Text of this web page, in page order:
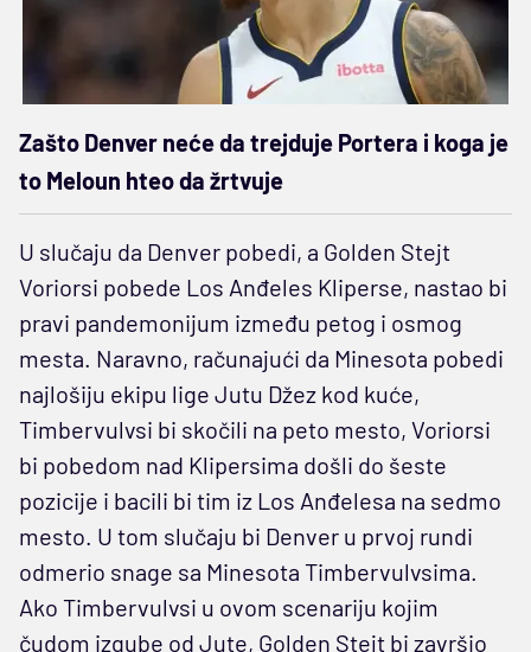
Zašto Denver neće da trejduje Portera i koga je
to Meloun hteo da žrtvuje
U slučaju da Denver pobedi, a Golden Stejt
Voriorsi pobede Los Anđeles Kliperse, nastao bi
pravi pandemonijum između petog i osmog
mesta. Naravno, računajući da Minesota pobedi
najlošiju ekipu lige Jutu Džez kod kuće,
Timbervulvsi bi skočili na peto mesto, Voriorsi
bi pobedom nad Klipersima došli do šeste
pozicije i bacili bi tim iz Los Anđelesa na sedmo
mesto. U tom slučaju bi Denver u prvoj rundi
odmerio snage sa Minesota Timbervulvsima.
Ako Timbervulvsi u ovom scenariju kojim
čudom izgube od Jute, Golden Stejt bi završio